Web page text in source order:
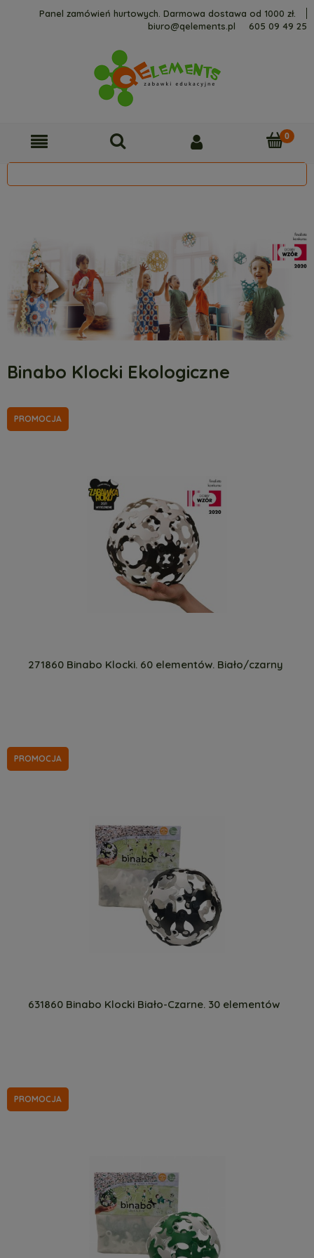
Panel zamówień hurtowych. Darmowa dostawa od 1000 zł.
biuro@qelements.pl
605 09 49 25
Binabo Klocki Ekologiczne
271860 Binabo Klocki. 60 elementów. Biało/czarny
PROMOCJA
631860 Binabo Klocki Biało-Czarne. 30 elementów
PROMOCJA
PROMOCJA